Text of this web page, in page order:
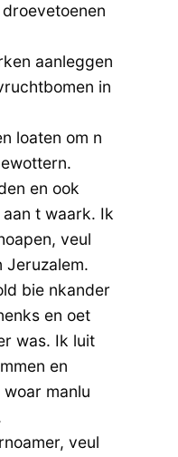
aanleggen
in
loaten om n
en ook
t waark. Ik
veul
Jeruzalem.
bie nkander
en oet
was. Ik luit
en
manlu
veul